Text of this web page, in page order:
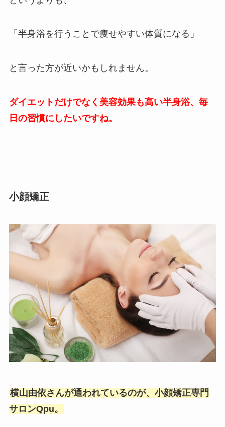
「半身浴を行うことで痩せやすい体質になる」
と言った方が近いかもしれません。
ダイエットだけでなく美容効果も高い半身浴、毎
日の習慣にしたいですね。
小顔矯正
横山由依さんが通われているのが、小顔矯正専門
サロンQpu。